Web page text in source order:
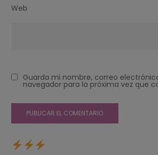
Web
Guarda mi nombre, correo
navegador para la próxima vez que